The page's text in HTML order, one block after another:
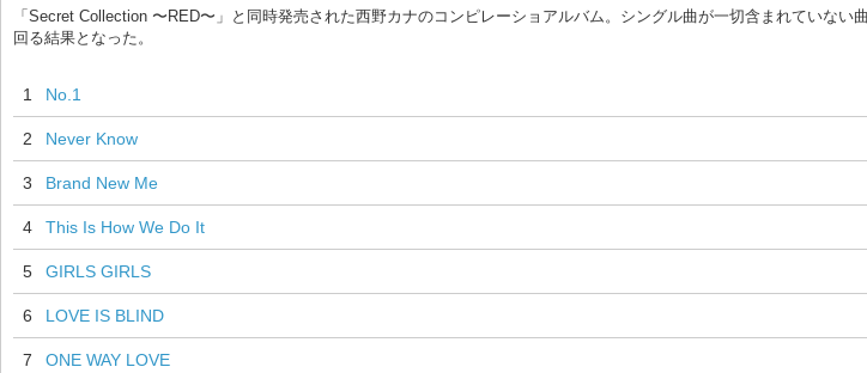
「Secret Collection 〜RED〜」と同時発売された西野カナのコンピレーショアルバム。シングル曲が一切含まれていな
回る結果となった。
1 No.1
2 Never Know
3 Brand New Me
4 This Is How We Do It
5 GIRLS GIRLS
6 LOVE IS BLIND
7 ONE WAY LOVE